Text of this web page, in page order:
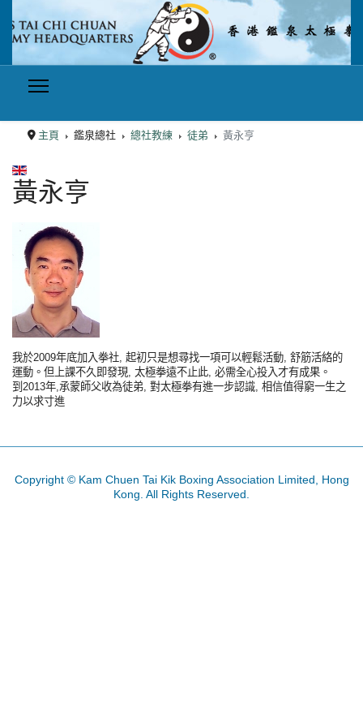
主頁 鑑泉總社 總社教練 徒弟 黃永亨
選擇你的語言
黃永亨
我於2009年底加入拳社, 起初只是想尋找一項可以輕鬆活動, 舒筋活絡的
運動。但上課不久即發現, 太極拳遠不止此, 必需全心投入才有成果。
到2013年,承蒙師父收為徒弟, 對太極拳有進一步認識, 相信值得窮一生之
力以求寸進
Copyright © Kam Chuen Tai Kik Boxing Association Limited, Hong
Kong. All Rights Reserved.